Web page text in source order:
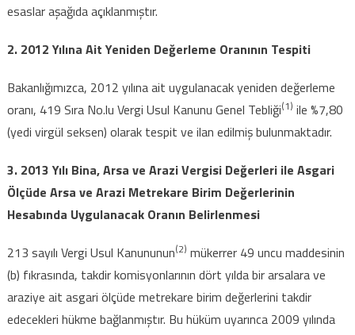
artışlar,usul
esaslar!!!
için
esaslar aşağıda açıklanmıştır.
2. 2012 Yılına Ait Yeniden Değerleme Oranının Tespiti
Bakanlığımızca, 2012 yılına ait uygulanacak yeniden değerleme
oranı, 419 Sıra No.lu Vergi Usul Kanunu Genel Tebliği(1) ile %7,80
(yedi virgül seksen) olarak tespit ve ilan edilmiş bulunmaktadır.
3. 2013 Yılı Bina, Arsa ve Arazi Vergisi Değerleri ile Asgari
Ölçüde Arsa ve Arazi Metrekare Birim Değerlerinin
Hesabında Uygulanacak Oranın Belirlenmesi
213 sayılı Vergi Usul Kanununun(2) mükerrer 49 uncu maddesinin
(b) fıkrasında, takdir komisyonlarının dört yılda bir arsalara ve
araziye ait asgari ölçüde metrekare birim değerlerini takdir
edecekleri hükme bağlanmıştır. Bu hüküm uyarınca 2009 yılında